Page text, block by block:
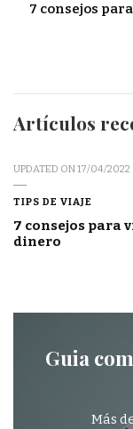
7 consejos
Artículos
UPDATED ON17/04/2022
TIPS DE VIAJE
7 consejos para
dinero
Guia
Más